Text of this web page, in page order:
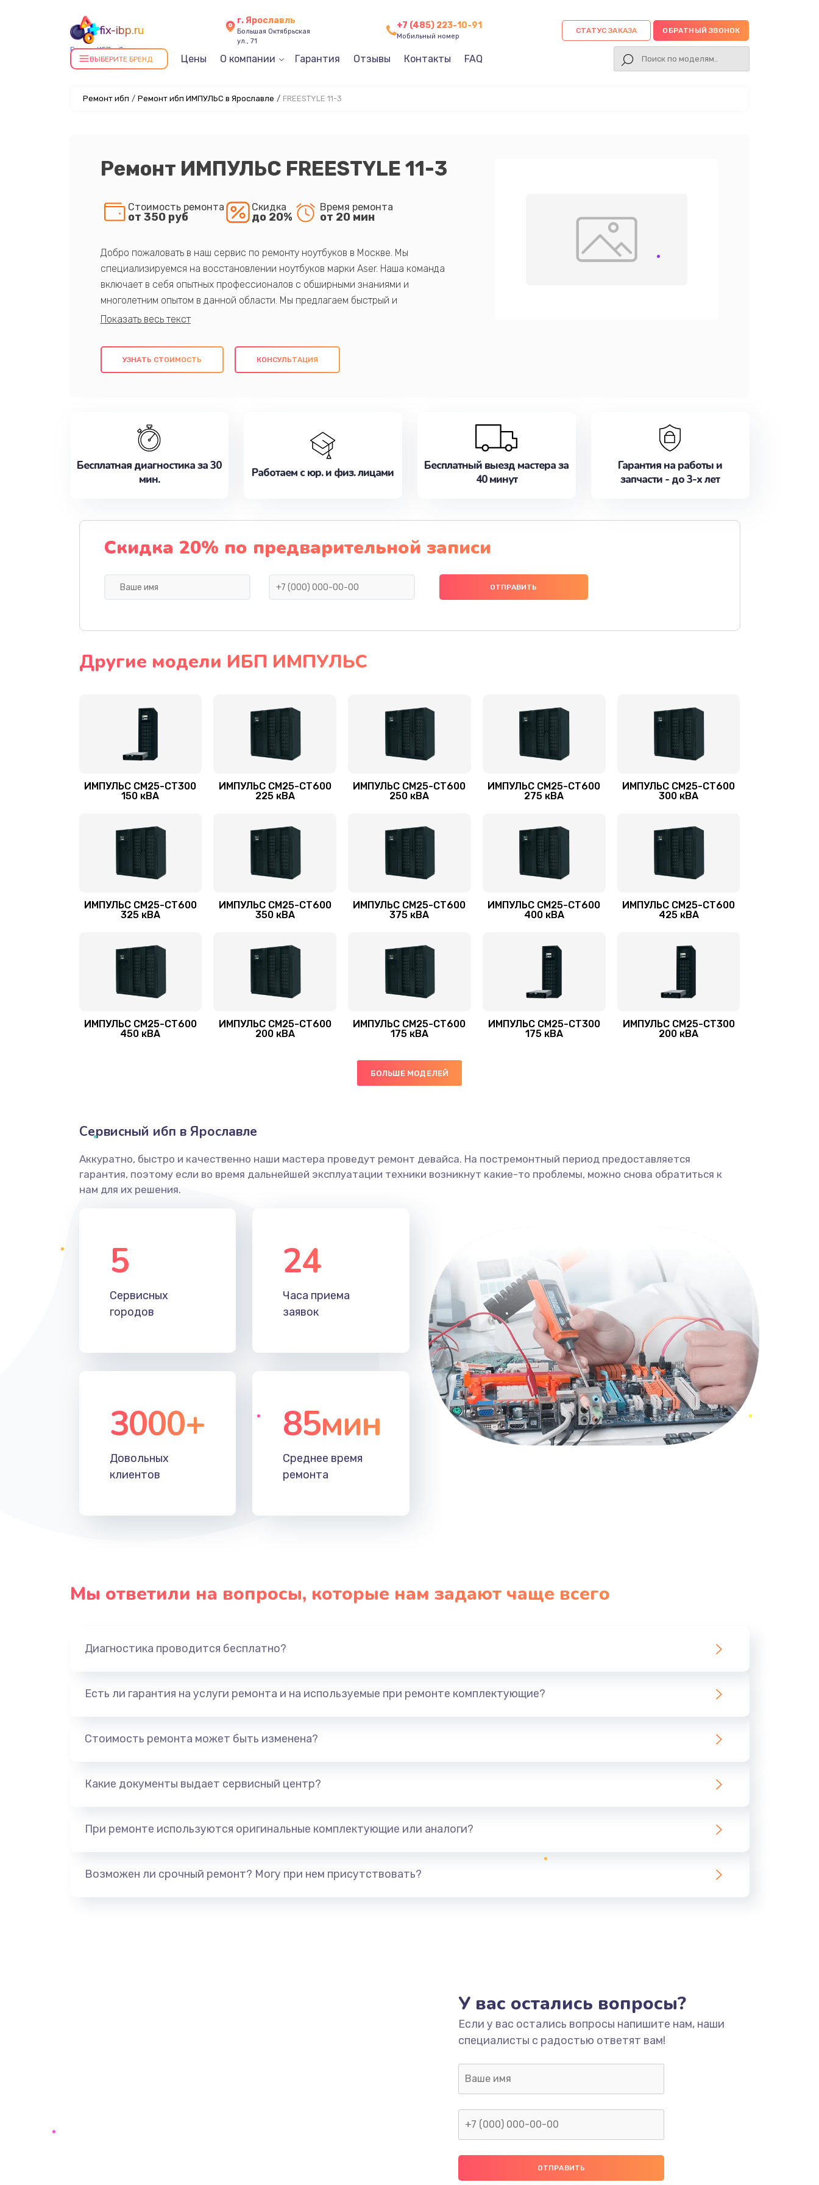
fix-ibp.ru
Ремонт ИБП в Ярославле
г. Ярославль
Большая Октябрьская
ул., 71
+7 (485) 223-10-91
Мобильный номер
СТАТУС ЗАКАЗА ОБРАТНЫЙ ЗВОНОК
ВЫБЕРИТЕ БРЕНД Цены О компании Гарантия Отзывы Контакты FAQ
Ремонт ибп / Ремонт ибп ИМПУЛЬС в Ярославле / FREESTYLE 11-3
Ремонт ИМПУЛЬС FREESTYLE 11-3
Стоимость ремонта
от 350 руб
Скидка
до 20%
Время ремонта
от 20 мин
Добро пожаловать в наш сервис по ремонту ноутбуков в Москве. Мы
специализируемся на восстановлении ноутбуков марки Aser. Наша команда
включает в себя опытных профессионалов с обширными знаниями и
многолетним опытом в данной области. Мы предлагаем быстрый и
качественный ремонт с использованием оригинальных компонентов, а также
клиентам надежное и профессиональное обслуживание, удовлетворяя их
потребности наилучшим образом. Не медлите записаться на ремонт уже
УЗНАТЬ СТОИМОСТЬ КОНСУЛЬТАЦИЯ
Бесплатная диагностика за 30
мин.
Работаем с юр. и физ. лицами
Бесплатный выезд мастера за
40 минут
Гарантия на работы и
запчасти - до 3-х лет
Скидка 20% по предварительной записи
Другие модели ИБП ИМПУЛЬС
ИМПУЛЬС СМ25-СТ300
150 кВА
ИМПУЛЬС СМ25-СТ600
225 кВА
ИМПУЛЬС СМ25-СТ600
250 кВА
ИМПУЛЬС СМ25-СТ600
275 кВА
ИМПУЛЬС СМ25-СТ600
300 кВА
ИМПУЛЬС СМ25-СТ600
325 кВА
ИМПУЛЬС СМ25-СТ600
350 кВА
ИМПУЛЬС СМ25-СТ600
375 кВА
ИМПУЛЬС СМ25-СТ600
400 кВА
ИМПУЛЬС СМ25-СТ600
425 кВА
ИМПУЛЬС СМ25-СТ600
450 кВА
ИМПУЛЬС СМ25-СТ600
200 кВА
ИМПУЛЬС СМ25-СТ600
175 кВА
ИМПУЛЬС СМ25-СТ300
175 кВА
ИМПУЛЬС СМ25-СТ300
200 кВА
БОЛЬШЕ МОДЕЛЕЙ
Сервисный ибп в Ярославле
Аккуратно, быстро и качественно наши мастера проведут ремонт девайса. На постремонтный период предоставляется
гарантия, поэтому если во время дальнейшей эксплуатации техники возникнут какие-то проблемы, можно снова обратиться к
нам для их решения.
5
Сервисных
городов
24
Часа приема
заявок
3000+
Довольных
клиентов
85мин
Среднее время
ремонта
Мы ответили на вопросы, которые нам задают чаще всего
Диагностика проводится бесплатно?
Есть ли гарантия на услуги ремонта и на используемые при ремонте комплектующие?
Стоимость ремонта может быть изменена?
Какие документы выдает сервисный центр?
При ремонте используются оригинальные комплектующие или аналоги?
Возможен ли срочный ремонт? Могу при нем присутствовать?
У вас остались вопросы?
Если у вас остались вопросы напишите нам, наши
специалисты с радостью ответят вам!